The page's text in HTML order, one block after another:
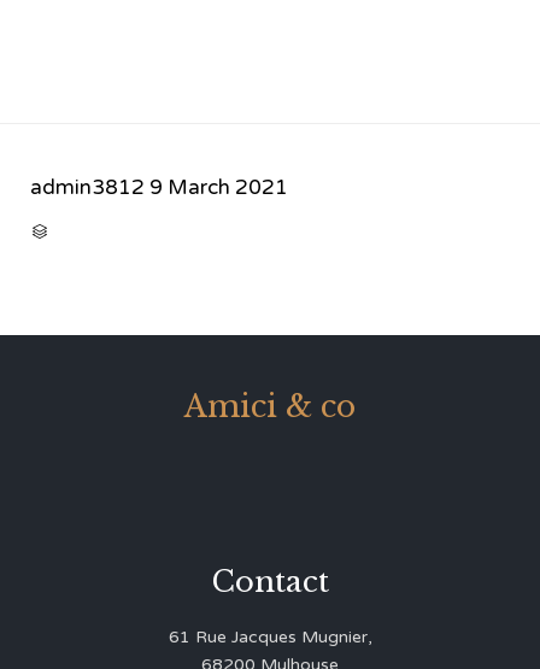
admin3812 9 March 2021

Amici & co
Contact
61 Rue Jacques Mugnier,